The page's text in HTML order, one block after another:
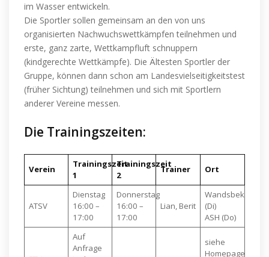
im Wasser entwickeln.
Die Sportler sollen gemeinsam an den von uns
organisierten Nachwuchswettkämpfen teilnehmen und
erste, ganz zarte, Wettkampfluft schnuppern
(kindgerechte Wettkämpfe). Die Ältesten Sportler der
Gruppe, können dann schon am Landesvielseitigkeitstest
(früher Sichtung) teilnehmen und sich mit Sportlern
anderer Vereine messen.
Die Trainingszeiten:
Verein
Trainingszeit
1
Trainingszeit
2
Trainer Ort
ATSV
Dienstag
16:00 –
17:00
Donnerstag
16:00 –
17:00
Lian, Berit
Wandsbek
(Di)
ASH (Do)
Auf
Anfrage
siehe
Homepage